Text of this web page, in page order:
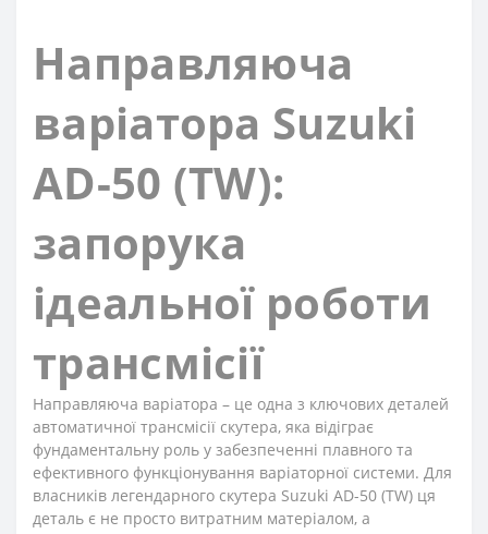
Направляюча
варіатора Suzuki
AD-50 (TW):
запорука
ідеальної роботи
трансмісії
Направляюча варіатора – це одна з ключових деталей
автоматичної трансмісії скутера, яка відіграє
фундаментальну роль у забезпеченні плавного та
ефективного функціонування варіаторної системи. Для
власників легендарного скутера Suzuki AD-50 (TW) ця
деталь є не просто витратним матеріалом, а